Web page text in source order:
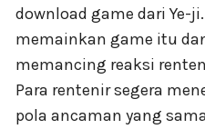
download game dari Ye-
memainkan game itu
memancing reaksi
Para rentenir segera
pola ancaman yang